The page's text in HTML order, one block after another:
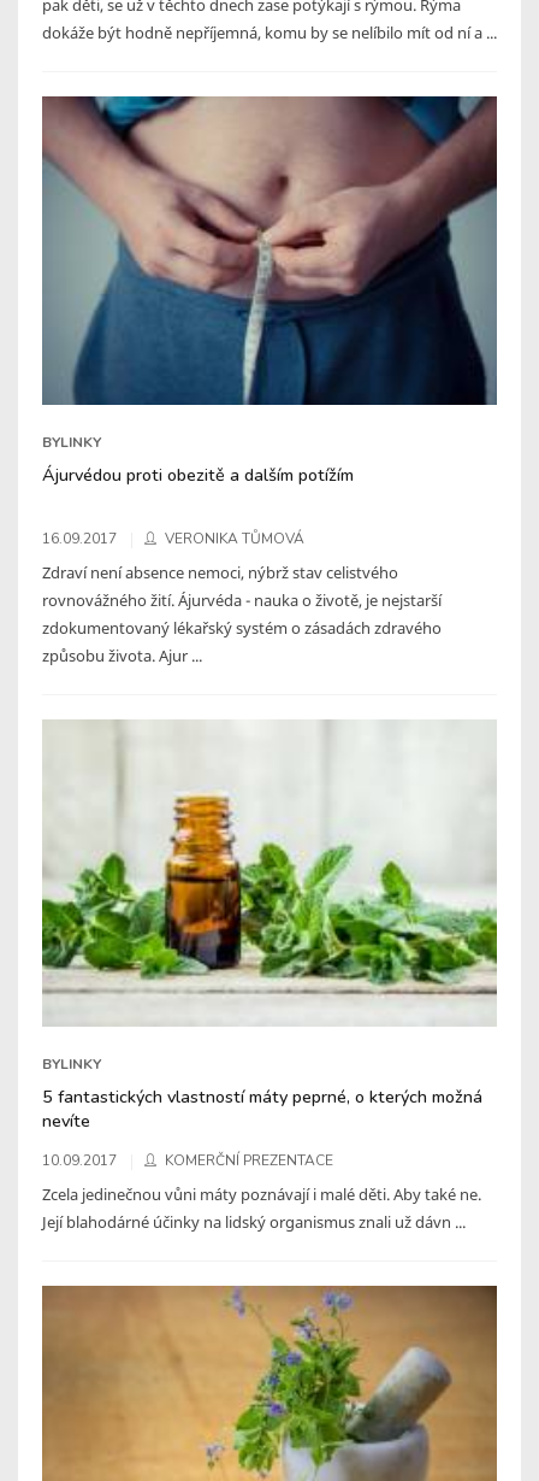
pak děti, se už v těchto dnech zase potýkají s rýmou. Rýma
dokáže být hodně nepříjemná, komu by se nelíbilo mít od ní a ...
BYLINKY
Ájurvédou proti obezitě a dalším potížím
16.09.2017 VERONIKA TŮMOVÁ
Zdraví není absence nemoci, nýbrž stav celistvého
rovnovážného žití. Ájurvéda - nauka o životě, je nejstarší
zdokumentovaný lékařský systém o zásadách zdravého
způsobu života. Ajur ...
BYLINKY
5 fantastických vlastností máty peprné, o kterých možná
nevíte
10.09.2017 KOMERČNÍ PREZENTACE
Zcela jedinečnou vůni máty poznávají i malé děti. Aby také ne.
Její blahodárné účinky na lidský organismus znali už dávn ...